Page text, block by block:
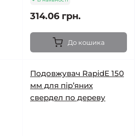
314.06 грн.
До кошика
Подовжувач RapidE 150
мм для пір’яних
свердел по дереву